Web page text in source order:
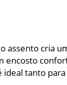
assento cria
encosto
ideal tanto